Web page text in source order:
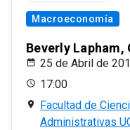
Macroeconomía
Beverly Lapham,
25 de Abril de
17:00
Facultad de
Administrativas